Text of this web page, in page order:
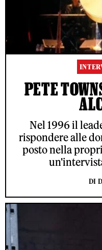
PETE
Nel 1996 il
rispondere alle
posto nella
DI